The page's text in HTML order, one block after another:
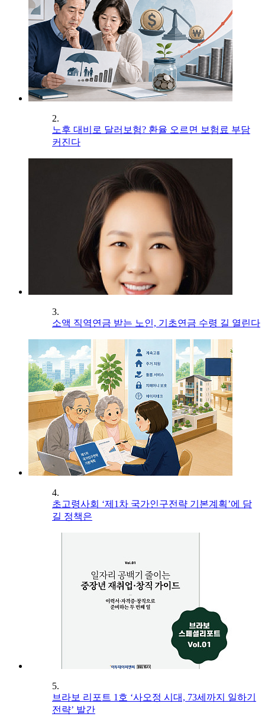
2.
노후 대비로 달러보험? 환율 오르면 보험료 부담
커진다
3.
소액 직역연금 받는 노인, 기초연금 수령 길 열린다
4.
초고령사회 ‘제1차 국가인구전략 기본계획’에 담
길 정책은
5.
브라보 리포트 1호 ‘사오정 시대, 73세까지 일하기
전략’ 발간